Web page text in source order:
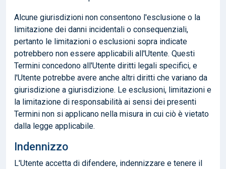
Alcune giurisdizioni non consentono l'esclusione o la
limitazione dei danni incidentali o consequenziali,
pertanto le limitazioni o esclusioni sopra indicate
potrebbero non essere applicabili all'Utente. Questi
Termini concedono all'Utente diritti legali specifici, e
l'Utente potrebbe avere anche altri diritti che variano da
giurisdizione a giurisdizione. Le esclusioni, limitazioni e
la limitazione di responsabilità ai sensi dei presenti
Termini non si applicano nella misura in cui ciò è vietato
dalla legge applicabile.
Indennizzo
L'Utente accetta di difendere, indennizzare e tenere il